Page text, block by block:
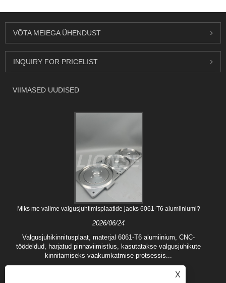
VÕTA MEIEGA ÜHENDUST
INQUIRY FOR PRICELIST
VIIMASED UUDISED
Miks me valime valgusjuhtimisplaatide jaoks 6061-T6 alumiiniumi?
2026/06/24
Valgusjuhikinnitusplaat, materjal 6061-T6 alumiinium, CNC-
töödeldud, harjatud pinnaviimistlus, kasutatakse valgusjuhikute
kinnitamiseks vaakumkatmise protsessis...
X